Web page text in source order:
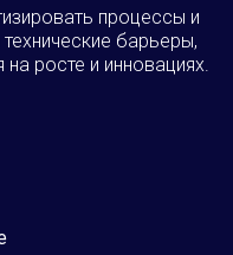
процессы и
барьеры,
росте и инновациях.